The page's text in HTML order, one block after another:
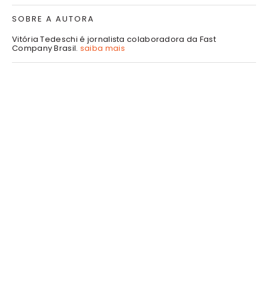
SOBRE A AUTORA
Vitória Tedeschi é jornalista colaboradora da Fast
Company Brasil. saiba mais